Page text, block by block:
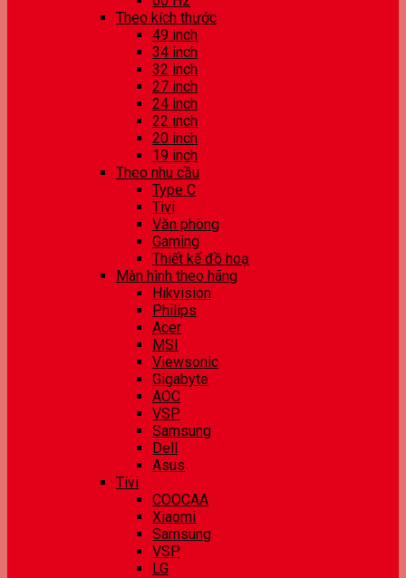
Theo kích thước
49 inch
34 inch
32 inch
27 inch
24 inch
22 inch
20 inch
19 inch
Theo nhu cầu
Type C
Tivi
Văn phòng
Gaming
Thiết kế đồ hoạ
Màn hình theo hãng
Hikvision
Philips
Acer
MSI
Viewsonic
Gigabyte
AOC
VSP
Samsung
Dell
Asus
Tivi
COOCAA
Xiaomi
Samsung
VSP
LG